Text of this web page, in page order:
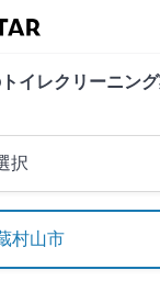
イレクリーニン
択
村山市